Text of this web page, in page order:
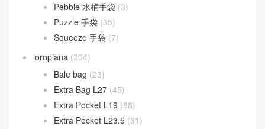
Pebble 水桶手袋 (3)
Puzzle 手袋 (35)
Squeeze 手袋 (7)
loropiana (304)
Bale bag (23)
Extra Bag L27 (45)
Extra Pocket L19 (88)
Extra Pocket L23.5 (31)